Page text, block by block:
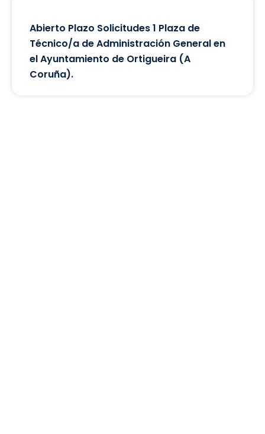
Abierto Plazo Solicitudes 1 Plaza de
Técnico/a de Administración General en
el Ayuntamiento de Ortigueira (A
Coruña).